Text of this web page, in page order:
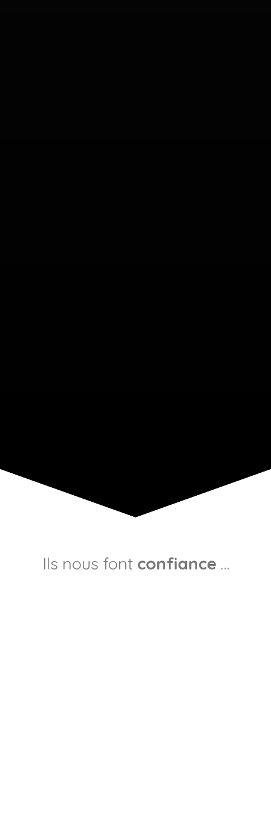
Ils nous font confiance …